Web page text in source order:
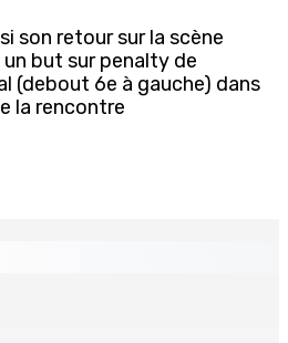
son retour sur la scène
but sur penalty de
(debout 6e à gauche) dans
la rencontre